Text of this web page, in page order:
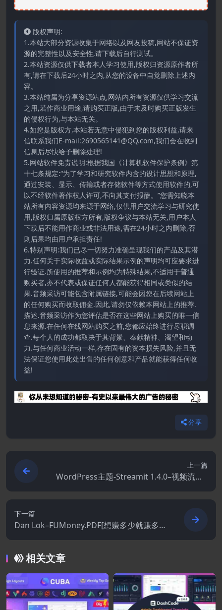
版权声明:
1.本站大部分资源收集于网络以及网友投稿,网站不保证资
源的完整性以及安全性,请下载后自行测试。
2.本站资源仅供下载者本人学习使用,版权归资源原作者所
有,请在下载后24小时之内,从您的设备中自觉删除上述内
容。
3.本站纯属为分享资源站点,网站内所有资源仅供学习交流
之用,若作商业用途,请购买正版,由于未及时购买正版发生
的侵权行为,与本站无关。
4.如您是版权方,本站若无意中侵犯到您的版权利益,请来
信联系我们E-mail:2690565141@QQ.com,我们会在收到
信息后尽快给予删除处理!
5.网站软件免责说明:根据我国《计算机软件保护条例》第
十七条规定:“为了学习和研究软件内含的设计思想和原理,
通过安装、显示、传输或者存储软件等方式使用软件的,可
以不经软件著作权人许可,不向其支付报酬。”您需知晓本
站所有内容资源均来源于网络,仅供用户交流学习与研究使
用,版权归属原版权方所有,版权争议与本站无关,用户本人
下载后不能用作商业或非法用途,需在24小时之内删除,否
则后果均由用户承担责任!
6.特别声明:我们已尽一切努力准确呈现我们的产品及其潜
力.任何关于实际收益或实际结果示例的声明均可应要求进
行验证.所使用的推荐和示例均为特殊结果,不适用于普通
购买者,亦不代表或保证任何人都能获得相同或类似的结
果.音频采访可能包含附属链接,可能会因您在后续网站上
的任何购买而收取佣金.因此,请勿仅依赖本网站上的推荐.
描述.音频采访作为您评估是否在这些网站上购买的唯一信
息来源.在任何在线网站购买之前,您都应始终进行尽职调
查.每个人的成功都取决于其背景、奉献精神、渴望和动
力.与任何商业活动一样,存在固有的资本损失风险,并且无
法保证您使用此处出售的任何创意和产品就能获得任何收
益!
分享
上一篇
WordPress主题-Streamit 1.4.0–视频流Wo
rdPress主题
下一篇
Dan Lok–FUMoney.PDF[想赚多少就赚多
少,想怎么过就怎么过]
相关文章